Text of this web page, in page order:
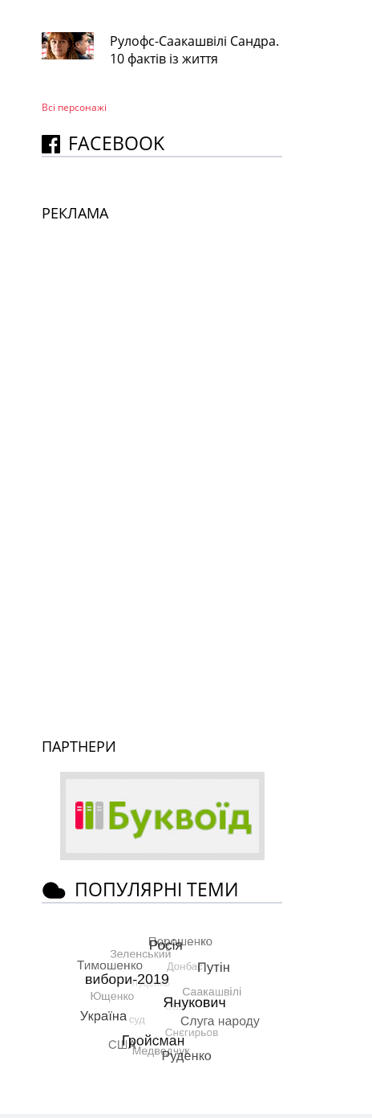
Рулофс-Саакашвілі Сандра.
10 фактів із життя
Всі персонажi
FACEBOOK
РЕКЛАМА
ПАРТНЕРИ
ПОПУЛЯРНІ ТЕМИ